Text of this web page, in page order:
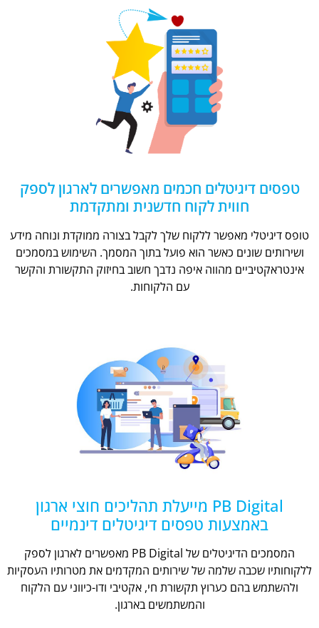
טפסים דיגיטלים חכמים מאפשרים לארגון לספק
חווית לקוח חדשנית ומתקדמת
טופס דיגיטלי מאפשר ללקוח שלך לקבל בצורה ממוקדת ונוחה מידע
ושירותים שונים כאשר הוא פועל בתוך המסמך. השימוש במסמכים
אינטראקטיביים מהווה איפה נדבך חשוב בחיזוק התקשורת והקשר
עם הלקוחות.
PB Digital מייעלת תהליכים חוצי ארגון
באמצעות טפסים דיגיטלים דינמיים
המסמכים הדיגיטלים של PB Digital מאפשרים לארגון לספק
ללקוחותיו שכבה שלמה של שירותים המקדמים את מטרותיו העסקיות
ולהשתמש בהם כערוץ תקשורת חי, אקטיבי ודו-כיווני עם הלקוח
והמשתמשים בארגון.